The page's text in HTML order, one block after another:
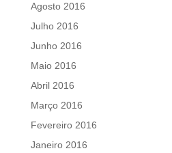
Agosto 2016
Julho 2016
Junho 2016
Maio 2016
Abril 2016
Março 2016
Fevereiro 2016
Janeiro 2016